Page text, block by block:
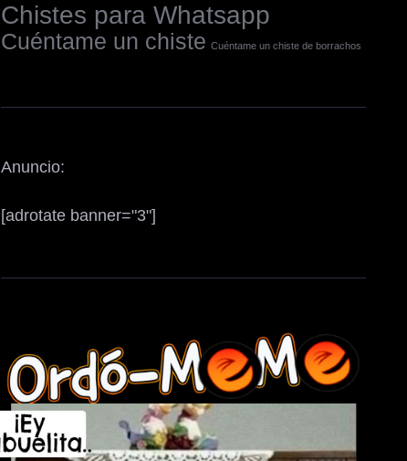
Chistes para Whatsapp
Cuéntame un chiste Cuéntame un chiste de borrachos
Anuncio:
[adrotate banner="3"]